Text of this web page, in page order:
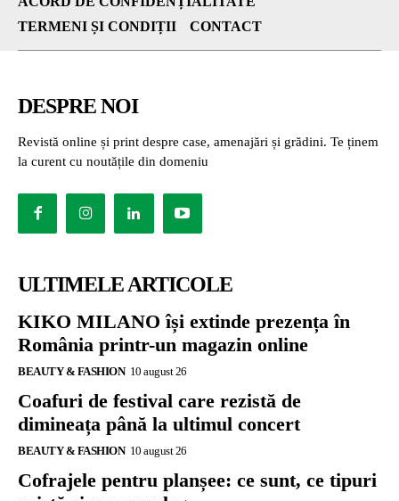
TERMENI ȘI CONDIȚII
CONTACT
DESPRE NOI
Revistă online și print despre case, amenajări și grădini. Te ținem
la curent cu noutățile din domeniu
ULTIMELE ARTICOLE
KIKO MILANO își extinde prezența în
România printr-un magazin online
BEAUTY & FASHION 10 august 26
Coafuri de festival care rezistă de
dimineața până la ultimul concert
BEAUTY & FASHION 10 august 26
Cofrajele pentru planșee: ce sunt, ce tipuri